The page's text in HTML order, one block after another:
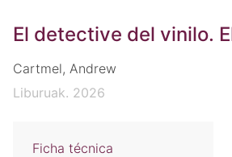
El detective del vinilo.
Cartmel, Andrew
Liburuak. 2026
Ficha técnica